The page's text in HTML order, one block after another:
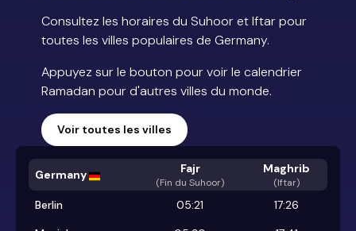
Consultez les horaires du Suhoor et Iftar pour
toutes les villes populaires de Germany.
Appuyez sur le bouton pour voir le calendrier
Ramadan pour d'autres villes du monde.
Voir toutes les villes
Germany Fajr
(Fin du Suhoor)
Maghrib
(Iftar)
Berlin 05:21
17:26